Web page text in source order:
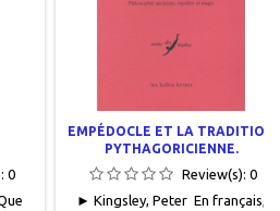
0
EMPÉDOCLE ET LA TRADITION
PYTHAGORICIENNE.
PHILOSOPHIE ANCIENNE,
MYSTÈRE ET MAGIE
Review(s): 0
► Kingsley, Peter En français,